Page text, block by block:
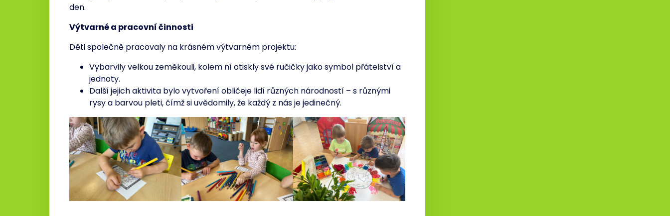
den.
Výtvarné a pracovní činnosti
Děti společně pracovaly na krásném výtvarném projektu:
Vybarvily velkou zeměkouli, kolem ní otiskly své ručičky jako symbol přátelství a
jednoty.
Další jejich aktivita bylo vytvoření obličeje lidí různých národností – s různými
rysy a barvou pleti, čímž si uvědomily, že každý z nás je jedinečný.